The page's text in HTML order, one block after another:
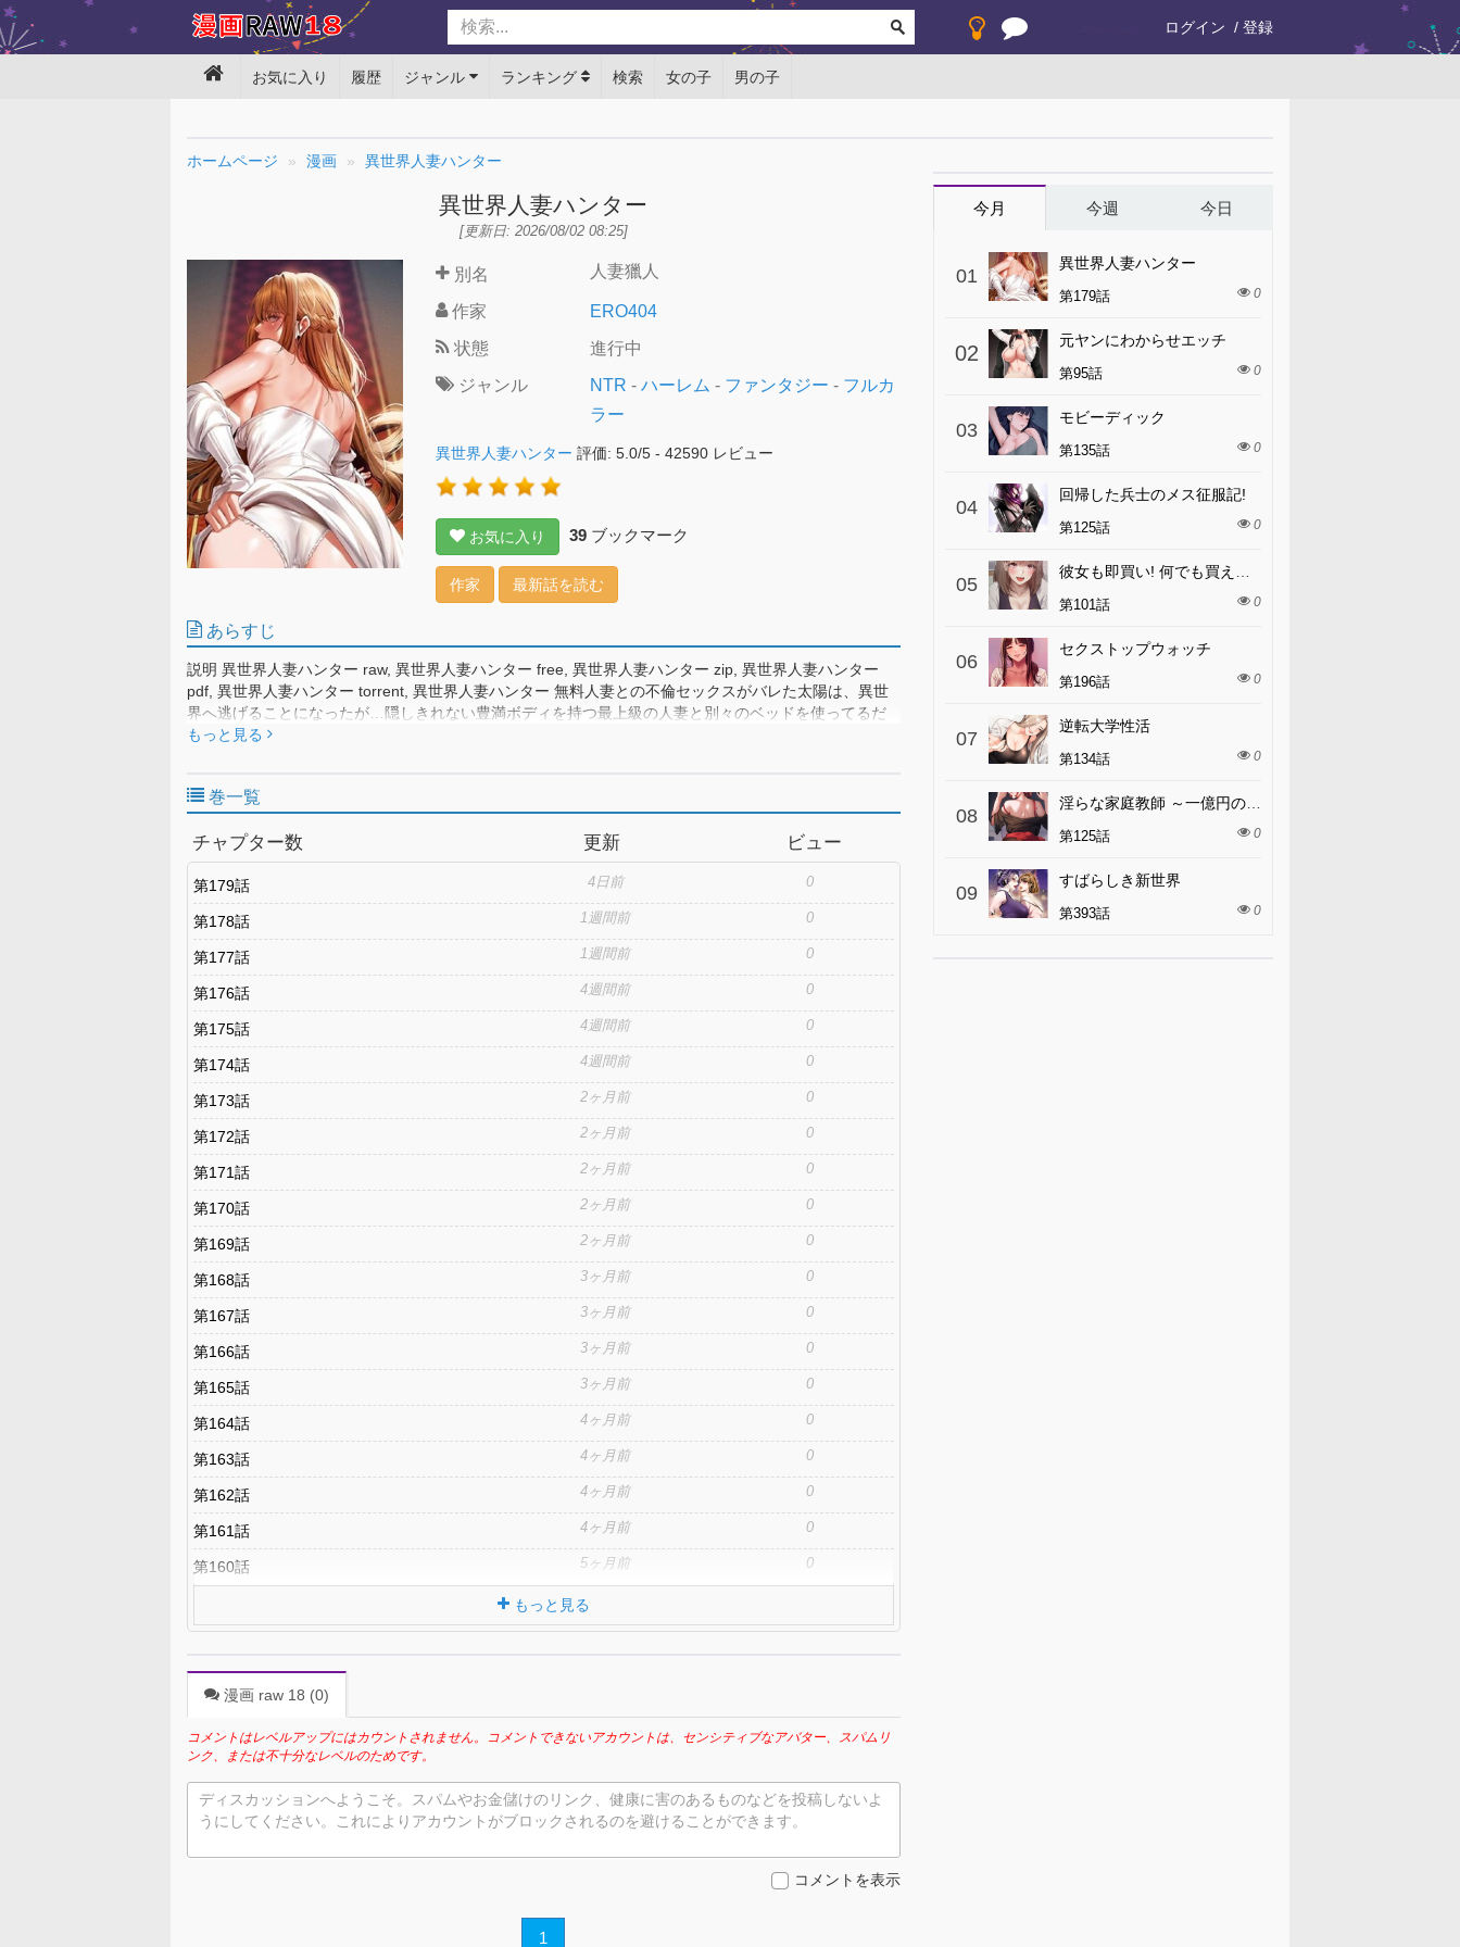
ログイン 登録
お気に入り 履歴 ジャンル ランキング 検索 女の子 男の子
ホームページ 漫画 異世界人妻ハンター
異世界人妻ハンター
[更新日: 2026/08/02 08:25]
別名 人妻獵人
作家
ERO404
状態
進行中
ジャンル
NTR -ハーレム - ファンタジー - フルカ
ラー
異世界人妻ハンター 評価: 5.0/5- 42590レビュー
お気に入り 39ブックマーク
作家 最新話を読む
あらすじ
説明 異世界人妻ハンター raw, 異世界人妻ハンター free, 異世界人妻ハンター zip, 異世界人妻ハンター
pdf, 異世界人妻ハンター torrent, 異世界人妻ハンター 無料人妻との不倫セックスがバレた太陽は、異世
界へ逃げることになったが…隠しきれない豊満ボディを持つ最上級の人妻と別々のベッドを使ってるだ
と⁉そういうことなら俺が奥さんをいただきます～！果たして太陽は無事、異世界で自分だけのハーレム
もっと見る
巻一覧
チャプター数 更新 ビュー
第179話 4日前 0
第178話 1週間前 0
第177話 1週間前 0
第176話 4週間前 0
第175話 4週間前 0
第174話 4週間前 0
第173話 2ヶ月前 0
第172話 2ヶ月前 0
第171話 2ヶ月前 0
第170話 2ヶ月前 0
第169話 2ヶ月前 0
第168話 3ヶ月前 0
第167話 3ヶ月前 0
第166話 3ヶ月前 0
第165話 3ヶ月前 0
第164話 4ヶ月前 0
第163話 4ヶ月前 0
第162話 4ヶ月前 0
第161話 4ヶ月前 0
第160話 5ヶ月前 0
もっと見る
漫画 raw 18 (0)
コメントはレベルアップにはカウントされません。コメントできないアカウントは、センシティブなアバター、スパムリ
ンク、または不十分なレベルのためです。
ディスカッションへようこそ。スパムやお金儲けのリンク、健康に害のあるものなどを投稿しないよ
うにしてください。これによりアカウントがブロックされるのを避けることができます。
コメントを表示
1
今月 今週 今日
01
異世界人妻ハンター
第179話 0
02
元ヤンにわからせエッチ
第95話 0
03
モビーディック
第135話 0
04
回帰した兵士のメス征服記!
第125話 0
05
第101話 0
06
セクストップウォッチ
第196話 0
07
逆転大学性活
第134話 0
08
淫らな家庭教師 ～一億円の課外授業～
第125話 0
09
すばらしき新世界
第393話 0